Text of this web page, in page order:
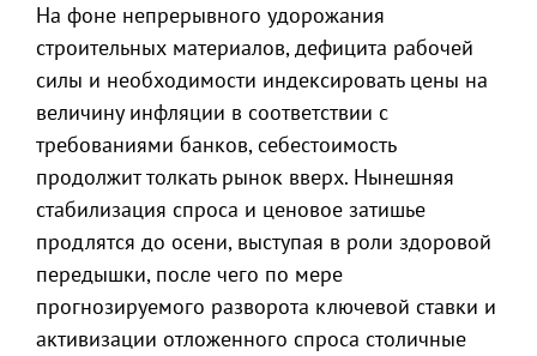
На фоне непрерывного удорожания
строительных материалов, дефицита рабочей
силы и необходимости индексировать цены на
величину инфляции в соответствии с
требованиями банков, себестоимость
продолжит толкать рынок вверх. Нынешняя
стабилизация спроса и ценовое затишье
продлятся до осени, выступая в роли здоровой
передышки, после чего по мере
прогнозируемого разворота ключевой ставки и
активизации отложенного спроса столичные